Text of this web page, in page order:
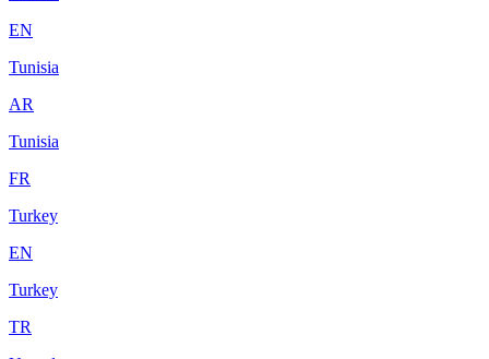
EN
Tunisia
AR
Tunisia
FR
Turkey
EN
Turkey
TR